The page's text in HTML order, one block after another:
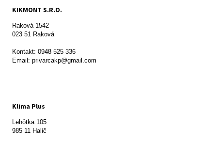
KIKMONT S.R.O.
Raková 1542
023 51 Raková
Kontakt: 0948 525 336
Email: privarcakp@gmail.com
Klima Plus
Lehôtka 105
985 11 Halič